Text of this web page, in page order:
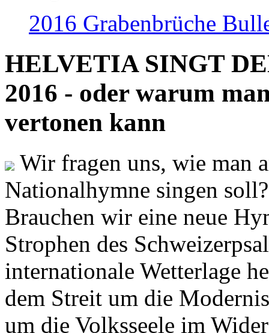
2016 Grabenbrüche
HELVETIA SINGT
2016 - oder warum
vertonen kann
Wir fragen uns, wie man
Nationalhymne singen
Brauchen wir eine neue
Strophen des
internationale Wetterlage
dem Streit um die
um die Volksseele im